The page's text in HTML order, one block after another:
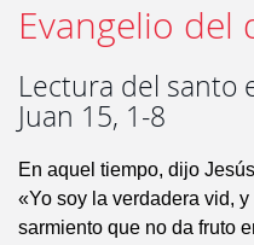
Evangelio del
Lectura del santo
Juan 15, 1-8
En aquel tiempo, dijo
«Yo soy la verdadera vid,
sarmiento que no da fruto